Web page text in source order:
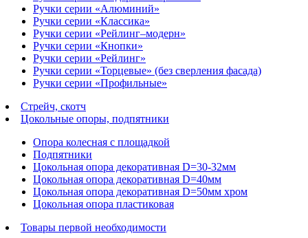
Ручки серии «Алюминий»
Ручки серии «Классика»
Ручки серии «Рейлинг–модерн»
Ручки серии «Кнопки»
Ручки серии «Рейлинг»
Ручки серии «Торцевые» (без сверления фасада)
Ручки серии «Профильные»
Стрейч, скотч
Цокольные опоры, подпятники
Опора колесная с площадкой
Подпятники
Цокольная опора декоративная D=30-32мм
Цокольная опора декоративная D=40мм
Цокольная опора декоративная D=50мм хром
Цокольная опора пластиковая
Товары первой необходимости